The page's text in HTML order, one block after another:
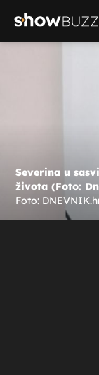
Severina u
života (Foto:
Foto: